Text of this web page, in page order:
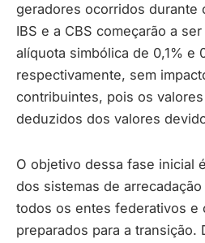
geradores ocorridos durante
IBS e a CBS começarão a
alíquota simbólica de 0,1% e
respectivamente, sem
contribuintes, pois os
deduzidos dos valores
O objetivo dessa fase inicial
dos sistemas de
todos os entes federativos e
preparados para a transição.